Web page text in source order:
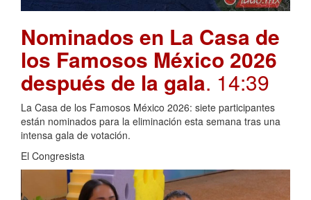
Nominados en La Casa de
los Famosos México 2026
después de la gala. 14:39
La Casa de los Famosos México 2026: siete participantes
están nominados para la eliminación esta semana tras una
intensa gala de votación.
El Congresista